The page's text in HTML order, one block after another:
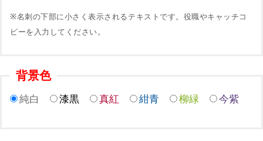
※名刺の下部に小さく表示されるテキストです。役職やキャッチコ
ピーを入力してください。
背景色
純白 漆黒 真紅 紺青 柳緑 今紫